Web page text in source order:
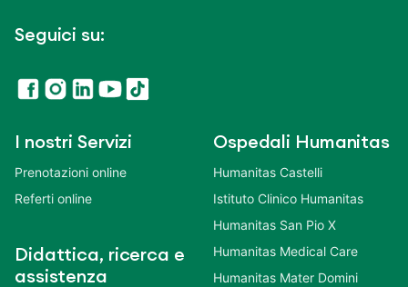
Seguici su:
I nostri Servizi
Prenotazioni online
Referti online
Didattica, ricerca e
assistenza
Ospedali Humanitas
Humanitas Castelli
Istituto Clinico Humanitas
Humanitas San Pio X
Humanitas Medical Care
Humanitas Mater Domini